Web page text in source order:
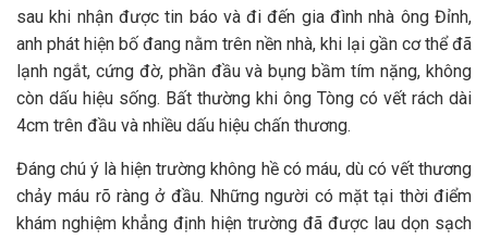
sau khi nhận được tin báo và đi đến gia đình nhà ông Đỉnh,
anh phát hiện bố đang nằm trên nền nhà, khi lại gần cơ thể đã
lạnh ngắt, cứng đờ, phần đầu và bụng bầm tím nặng, không
còn dấu hiệu sống. Bất thường khi ông Tòng có vết rách dài
4cm trên đầu và nhiều dấu hiệu chấn thương.
Đáng chú ý là hiện trường không hề có máu, dù có vết thương
chảy máu rõ ràng ở đầu. Những người có mặt tại thời điểm
khám nghiệm khẳng định hiện trường đã được lau dọn sạch